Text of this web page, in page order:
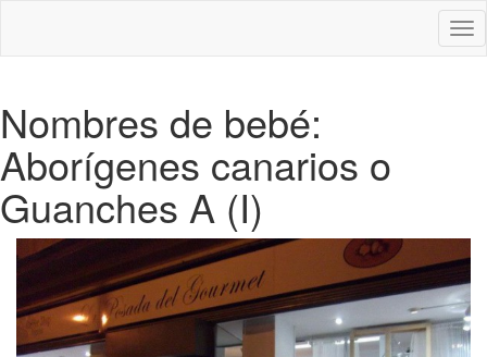
Nombres de bebé:
Aborígenes canarios o
Guanches A (I)